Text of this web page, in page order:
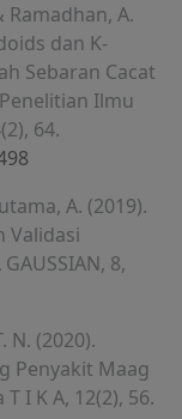
Ramadhan, A.
dan K-
Sebaran Cacat
Ilmu
64.
A. (2019).
Validasi
8,
N. (2020).
Penyakit Maag
I K A, 12(2), 56.